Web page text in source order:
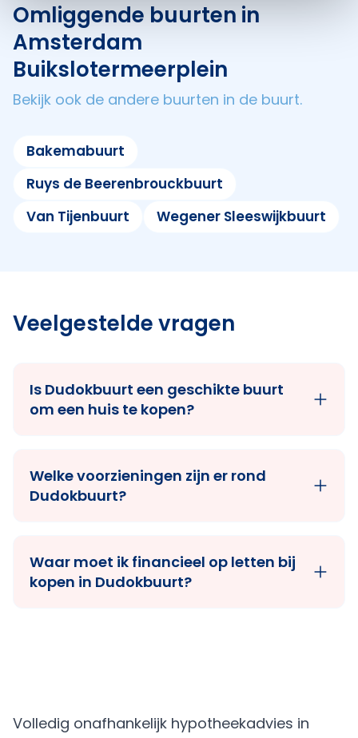
Omliggende buurten in
Amsterdam
Buikslotermeerplein
Bekijk ook de andere buurten in de buurt.
Bakemabuurt
Ruys de Beerenbrouckbuurt
Van Tijenbuurt
Wegener Sleeswijkbuurt
Veelgestelde vragen
Is Dudokbuurt een geschikte buurt
om een huis te kopen?
Welke voorzieningen zijn er rond
Dudokbuurt?
Waar moet ik financieel op letten bij
kopen in Dudokbuurt?
Volledig onafhankelijk hypotheekadvies in